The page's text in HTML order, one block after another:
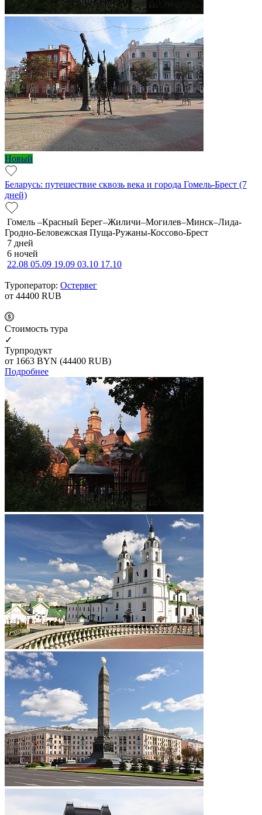
Новый
Беларусь: путешествие сквозь века и города Гомель-Брест (7
дней)
Гомель –Красный Берег–Жиличи–Могилев–Минск–Лида-
Гродно-Беловежская Пуща-Ружаны-Коссово-Брест
7 дней
6 ночей
22.08 05.09 19.09 03.10 17.10
Туроператор: Остервег
от 44400 RUB
Cтоимость тура
✓
Турпродукт
от 1663 BYN (44400 RUB)
Подробнее